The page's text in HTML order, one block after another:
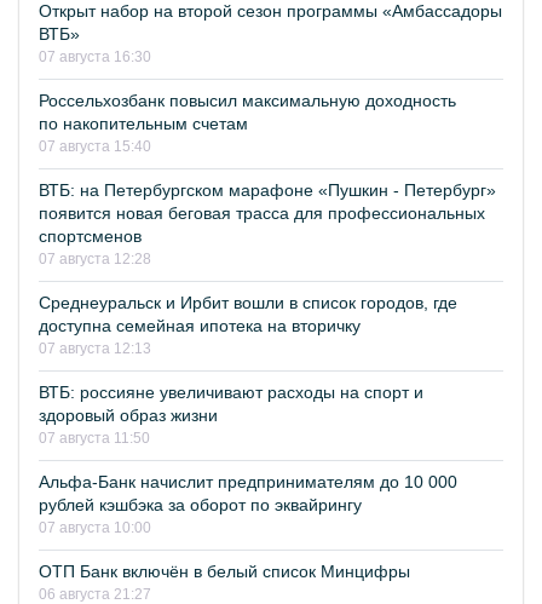
Открыт набор на второй сезон программы «Амбассадоры
ВТБ»
07 августа 16:30
Россельхозбанк повысил максимальную доходность
по накопительным счетам
07 августа 15:40
ВТБ: на Петербургском марафоне «Пушкин - Петербург»
появится новая беговая трасса для профессиональных
спортсменов
07 августа 12:28
Среднеуральск и Ирбит вошли в список городов, где
доступна семейная ипотека на вторичку
07 августа 12:13
ВТБ: россияне увеличивают расходы на спорт и
здоровый образ жизни
07 августа 11:50
Альфа-Банк начислит предпринимателям до 10 000
рублей кэшбэка за оборот по эквайрингу
07 августа 10:00
ОТП Банк включён в белый список Минцифры
06 августа 21:27